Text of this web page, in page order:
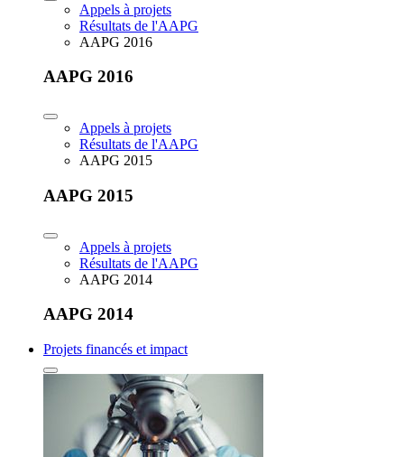
Appels à projets
Résultats de l'AAPG
AAPG 2016
AAPG 2016
Appels à projets
Résultats de l'AAPG
AAPG 2015
AAPG 2015
Appels à projets
Résultats de l'AAPG
AAPG 2014
AAPG 2014
Projets financés et impact